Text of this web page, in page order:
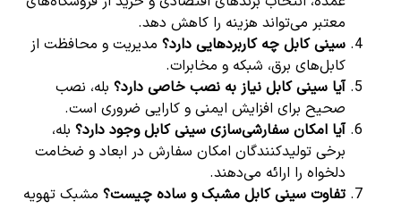
معتبر می‌تواند هزینه را کاهش دهد.
سینی کابل چه کاربردهایی دارد؟ مدیریت و محافظت از
کابل‌های برق، شبکه و مخابرات.
آیا سینی کابل نیاز به نصب خاصی دارد؟ بله، نصب
صحیح برای افزایش ایمنی و کارایی ضروری است.
آیا امکان سفارشی‌سازی سینی کابل وجود دارد؟ بله،
برخی تولیدکنندگان امکان سفارش در ابعاد و ضخامت
دلخواه را ارائه می‌دهند.
تفاوت سینی کابل مشبک و ساده چیست؟ مشبک تهویه